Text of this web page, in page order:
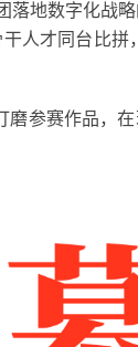
地数字化战
人才同台比拼
磨参赛作品，